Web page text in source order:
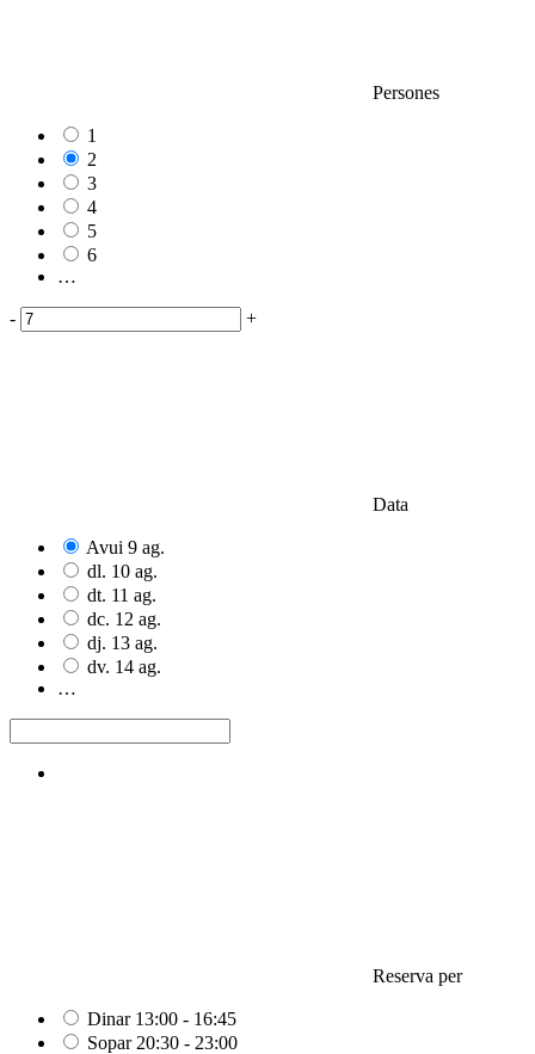
Persones
1
2
3
4
5
6
…
- +
Data
Avui 9 ag.
dl. 10 ag.
dt. 11 ag.
dc. 12 ag.
dj. 13 ag.
dv. 14 ag.
…
Reserva per
Dinar 13:00 - 16:45
Sopar 20:30 - 23:00